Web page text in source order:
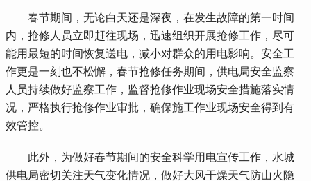
春节期间，无论白天还是深夜，在发生故障的第一时间
内，抢修人员立即赶往现场，迅速组织开展抢修工作，尽可
能用最短的时间恢复送电，减小对群众的用电影响。安全工
作更是一刻也不松懈，春节抢修任务期间，供电局安全监察
人员持续做好监察工作，监督抢修作业现场安全措施落实情
况，严格执行抢修作业审批，确保施工作业现场安全得到有
效管控。
此外，为做好春节期间的安全科学用电宣传工作，水城
供电局密切关注天气变化情况，做好大风干燥天气防山火隐